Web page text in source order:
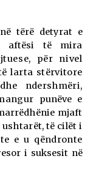
tërë detyrat e
aftësi të mira
për nivel
larta stërvitore
ndershmëri,
punëve e
mjaft
ushtarët, të cilët i
e u qëndronte
i suksesit në